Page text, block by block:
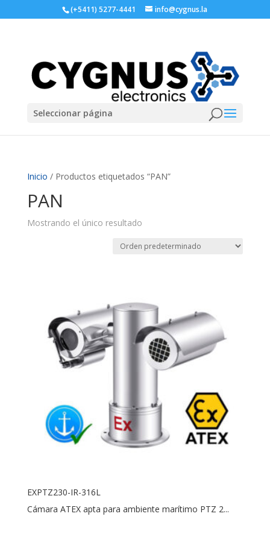
(+5411) 5277-4441 info@cygnus.la
Seleccionar página
Inicio / Productos etiquetados “PAN”
PAN
Mostrando el único resultado
EXPTZ230-IR-316L
Cámara ATEX apta para ambiente marítimo PTZ 2...